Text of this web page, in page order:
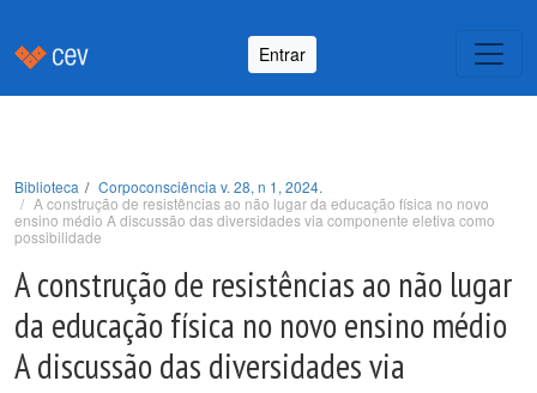
Entrar
Biblioteca
Corpoconsciência v. 28, n 1, 2024.
A construção de resistências ao não lugar da educação física no novo
ensino médio A discussão das diversidades via componente eletiva como
possibilidade
A construção de resistências ao não lugar
da educação física no novo ensino médio
A discussão das diversidades via